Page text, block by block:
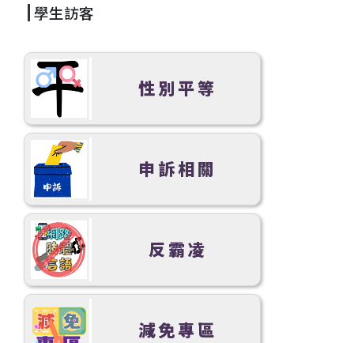
學生訪客
性別平等
申訴相關
反霸凌
減免專區